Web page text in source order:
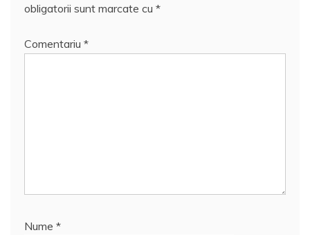
obligatorii sunt marcate cu *
Comentariu *
Nume *